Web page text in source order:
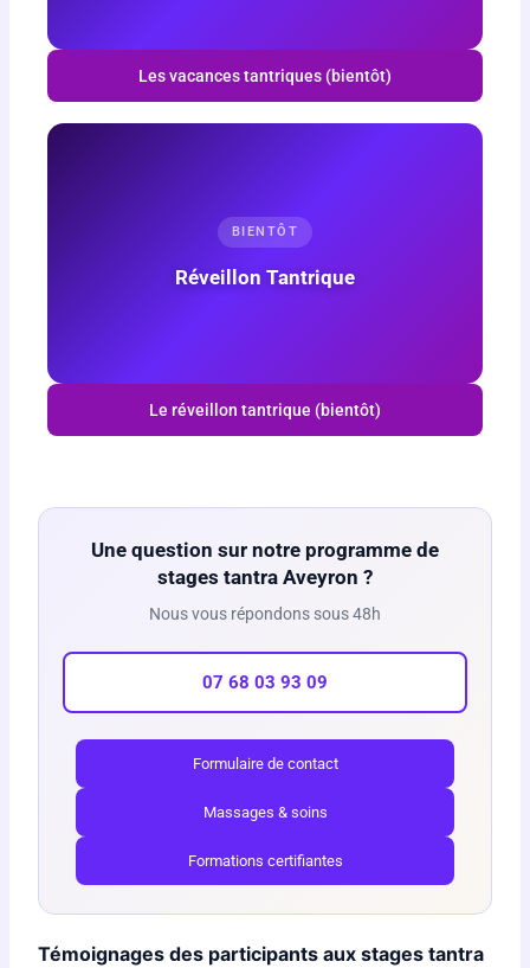
Les vacances tantriques (bientôt)
BIENTÔT
Réveillon Tantrique
Le réveillon tantrique (bientôt)
Une question sur notre programme de
stages tantra Aveyron ?
Nous vous répondons sous 48h
07 68 03 93 09
Formulaire de contact
Massages & soins
Formations certifiantes
Témoignages des participants aux stages tantra